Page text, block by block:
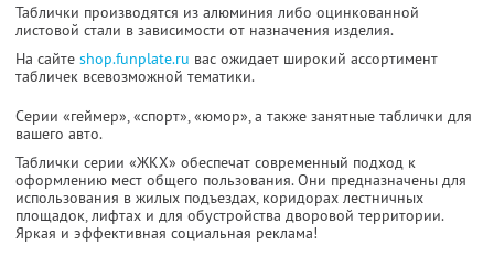
Таблички производятся из алюминия либо оцинкованной
листовой стали в зависимости от назначения изделия.
На сайте shop.funplate.ru вас ожидает широкий ассортимент
табличек всевозможной тематики.
Серии «геймер», «спорт», «юмор», а также занятные таблички для
вашего авто.
Таблички серии «ЖКХ» обеспечат современный подход к
оформлению мест общего пользования. Они предназначены для
использования в жилых подъездах, коридорах лестничных
площадок, лифтах и для обустройства дворовой территории.
Яркая и эффективная социальная реклама!